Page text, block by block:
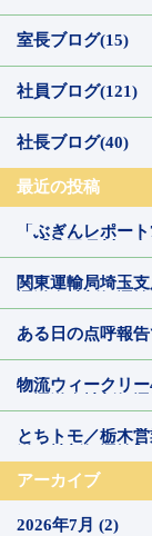
室長ブログ(15)
社員ブログ(121)
社長ブログ(40)
最近の投稿
「ぶぎんレポー
関東運輸局埼玉
ある日の点呼報
物流ウィークリ
とちトモ／栃木
アーカイブ
2026年7月 (2)